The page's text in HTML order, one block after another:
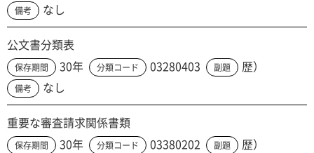
備考 なし
公文書分類表
保存期間 30年 分類コード 03280403 副題 歴）
備考 なし
重要な審査請求関係書類
保存期間 30年 分類コード 03380202 副題 歴）